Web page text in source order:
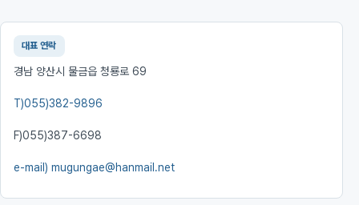
대표 연락
경남 양산시 물금읍 청룡로 69
T)055)382-9896
F)055)387-6698
e-mail) mugungae@hanmail.net